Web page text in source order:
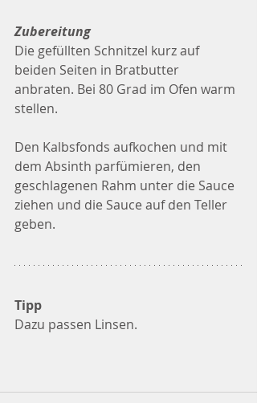
Zubereitung
Die gefüllten Schnitzel kurz auf
beiden Seiten in Bratbutter
anbraten. Bei 80 Grad im Ofen warm
stellen.
Den Kalbsfonds aufkochen und mit
dem Absinth parfümieren, den
geschlagenen Rahm unter die Sauce
ziehen und die Sauce auf den Teller
geben.
Tipp
Dazu passen Linsen.